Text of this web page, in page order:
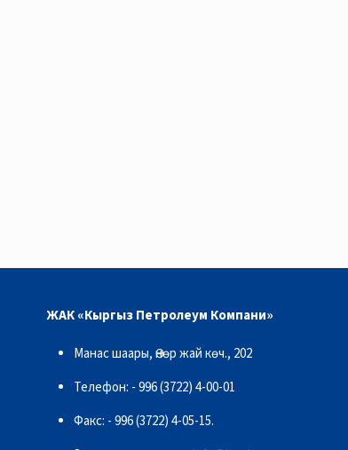
ЖАК «Кыргыз Петролеум Компани»
Манас шаары, Өнөр жай көч., 202
Телефон: - 996 (3722) 4-00-01
Факс: - 996 (3722) 4-05-15.